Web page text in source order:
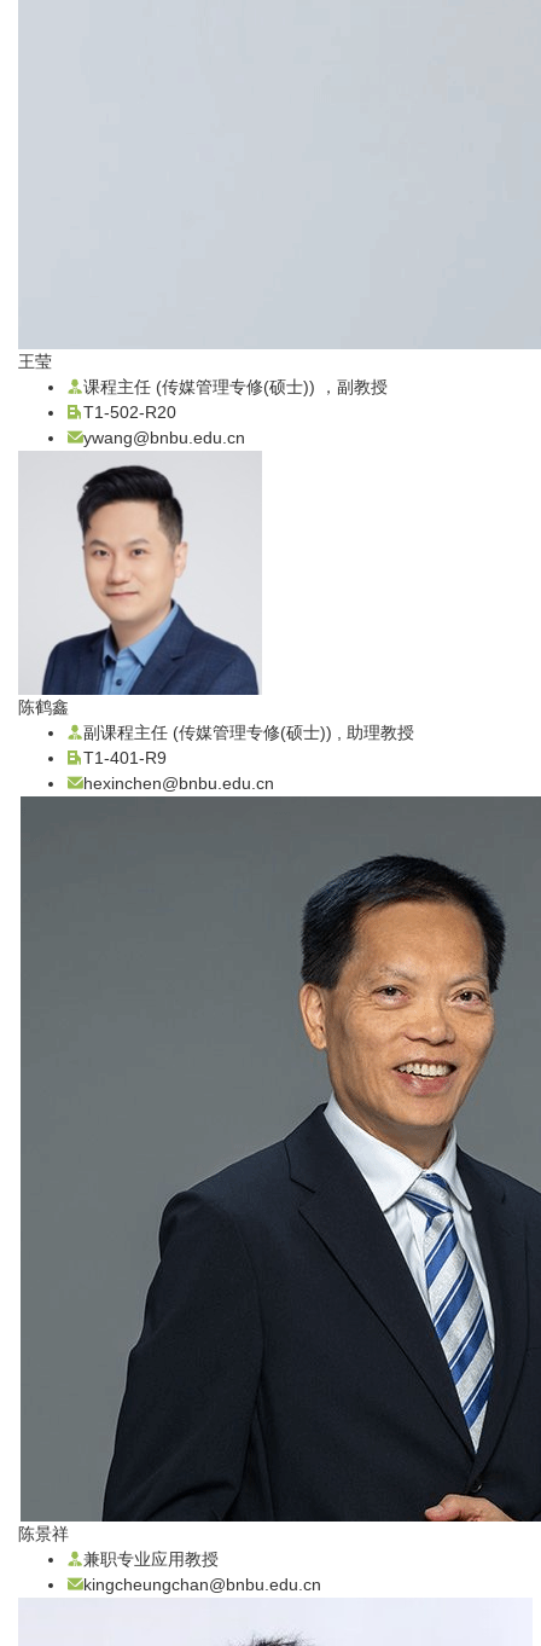
王莹
课程主任 (传媒管理专修(硕士)) ，副教授
T1-502-R20
ywang@bnbu.edu.cn
陈鹤鑫
副课程主任 (传媒管理专修(硕士)) , 助理教授
T1-401-R9
hexinchen@bnbu.edu.cn
陈景祥
兼职专业应用教授
kingcheungchan@bnbu.edu.cn